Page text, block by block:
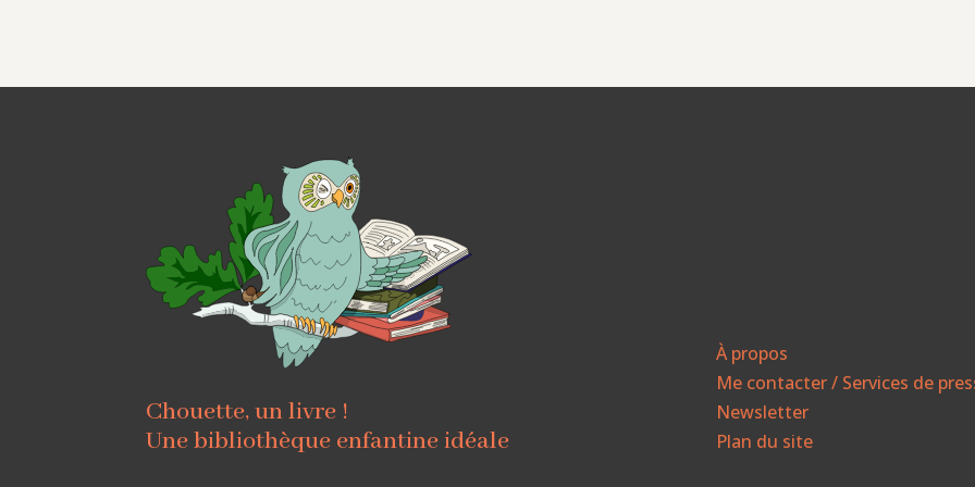
Chouette, un livre !
Une bibliothèque enfantine idéale
À propos
Me contacter / Services de
Newsletter
Plan du site